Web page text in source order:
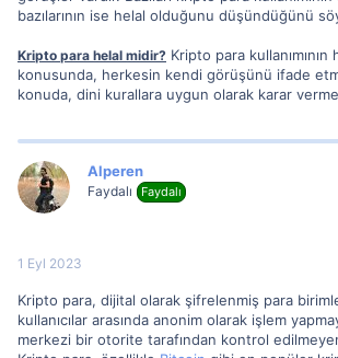
bazılarının ise helal olduğunu düşündüğünü
Kripto para helal midir? Kripto para kullanımının
konusunda, herkesin kendi görüşünü ifade
konuda, dini kurallara uygun olarak karar
Alperen
Faydalı Faydalı
1 Eyl 2023
Kripto para, dijital olarak şifrelenmiş para
kullanıcılar arasında anonim olarak işlem
merkezi bir otorite tarafından kontrol